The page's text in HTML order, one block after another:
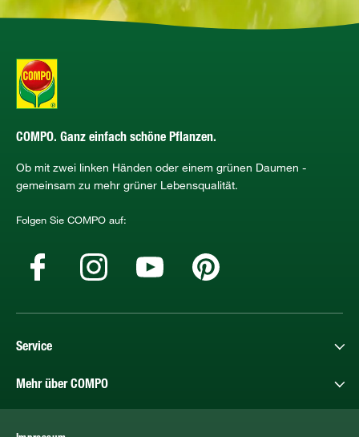
COMPO. Ganz einfach schöne Pflanzen.
Ob mit zwei linken Händen oder einem grünen Daumen -
gemeinsam zu mehr grüner Lebensqualität.
Folgen Sie COMPO auf:
Service
Mehr über COMPO